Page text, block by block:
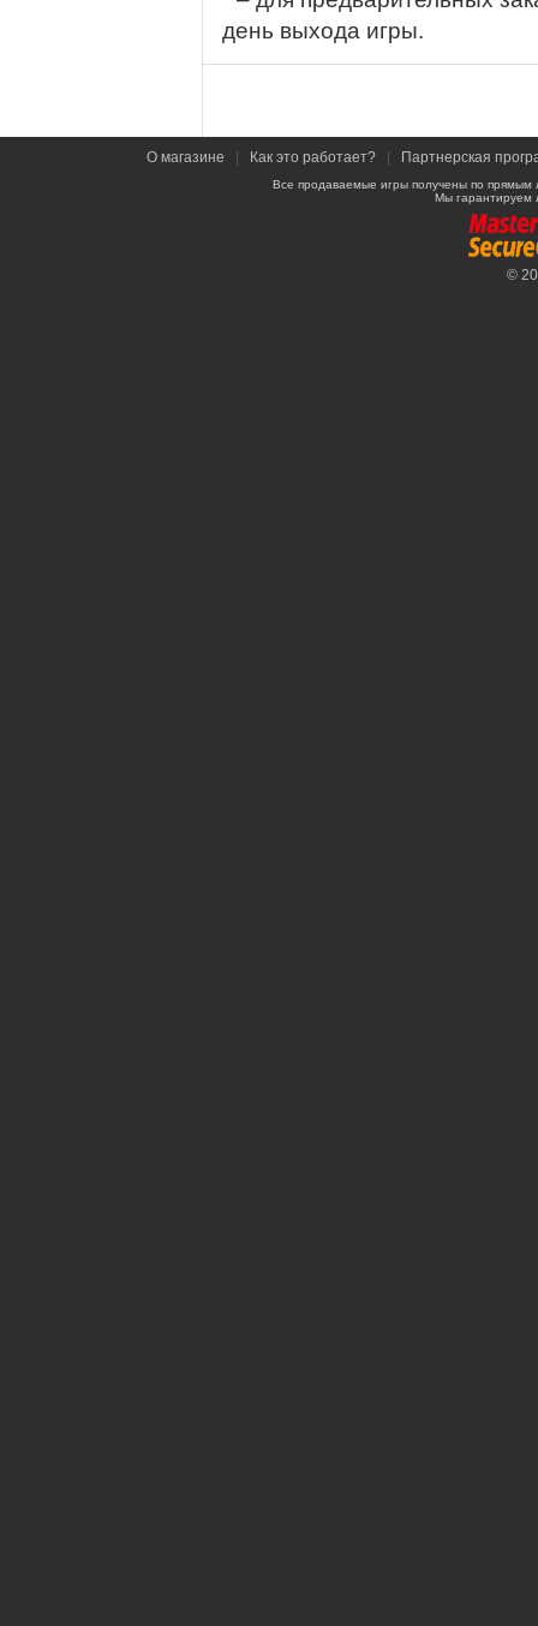
день выхода игры.
О магазине Как это работает? Партнерская
Все продаваемые игры получены по
Мы гарантируем
©